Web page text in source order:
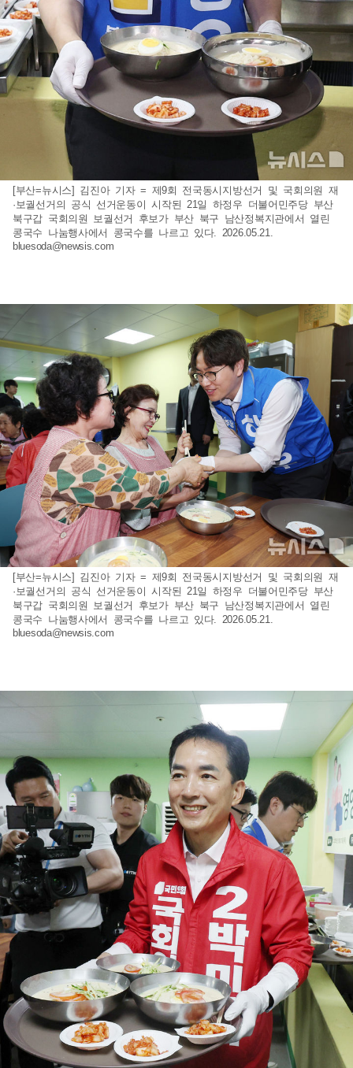
[부산=뉴시스] 김진아 기자 = 제9회 전국동시지방선거 및 국회의원 재
·보궐선거의 공식 선거운동이 시작된 21일 하정우 더불어민주당 부산
북구갑 국회의원 보궐선거 후보가 부산 북구 남산정복지관에서 열린
콩국수 나눔행사에서 콩국수를 나르고 있다. 2026.05.21.
bluesoda@newsis.com
[부산=뉴시스] 김진아 기자 = 제9회 전국동시지방선거 및 국회의원 재
·보궐선거의 공식 선거운동이 시작된 21일 하정우 더불어민주당 부산
북구갑 국회의원 보궐선거 후보가 부산 북구 남산정복지관에서 열린
콩국수 나눔행사에서 콩국수를 나르고 있다. 2026.05.21.
bluesoda@newsis.com